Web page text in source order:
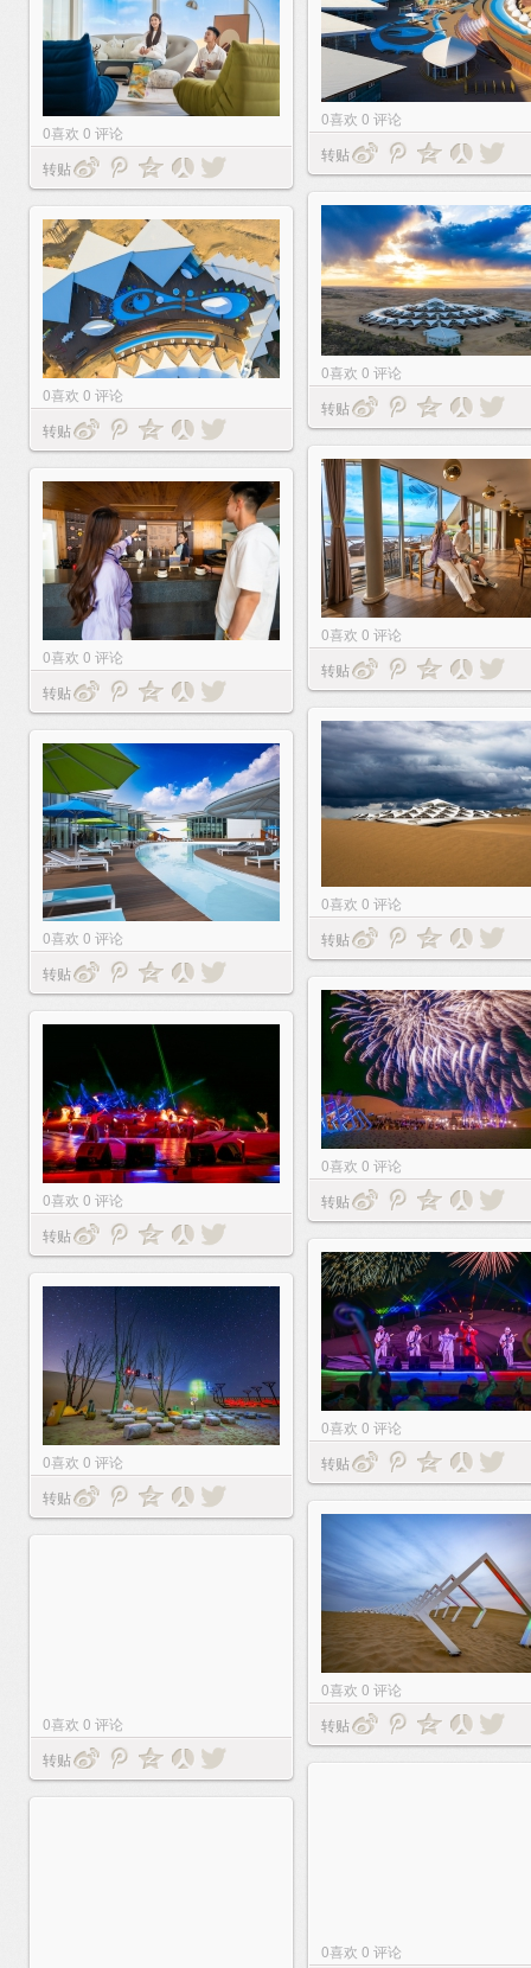
0喜欢 0 评论
转贴
0喜欢 0 评论
转贴
0喜欢 0 评论
转贴
0喜欢 0 评论
转贴
0喜欢 0 评论
转贴
0喜欢 0 评论
转贴
0喜欢 0 评论
转贴
0喜欢 0 评论
转贴
0喜欢 0 评论
转贴
0喜欢 0 评论
转贴
0喜欢 0 评论
转贴
0喜欢 0 评论
转贴
0喜欢 0 评论
转贴
0喜欢 0 评论
转贴
0喜欢 0 评论